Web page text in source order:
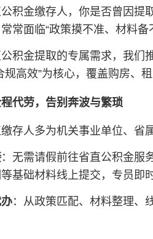
积金缴存人，你是否曾因提
常面临“政策摸不准、材料
积金提取的专属需求，我们
规高效”为核心，覆盖购房、
代劳，告别奔波与繁琐
存人多为机关事业单位、省
：无需请假前往省直公积金服
基础材料线上提交，专员即
：从政策匹配、材料整理、